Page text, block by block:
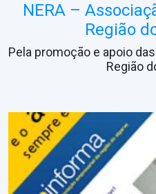
NERA –
Região
Pela promoção e apoio
Região